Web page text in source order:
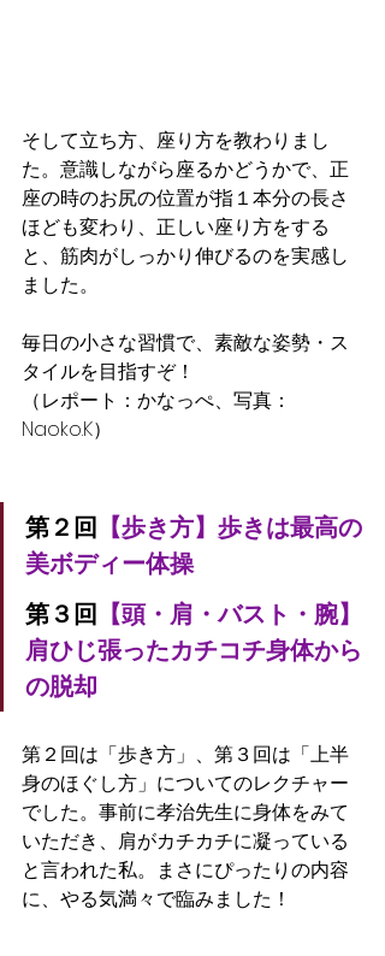
そして立ち方、座り方を教わりまし
た。意識しながら座るかどうかで、正
座の時のお尻の位置が指１本分の長さ
ほども変わり、正しい座り方をする
と、筋肉がしっかり伸びるのを実感し
ました。
毎日の小さな習慣で、素敵な姿勢・ス
タイルを目指すぞ！
（レポート：かなっぺ、写真：
Naoko.K）
第２回 【歩き方】歩きは最高の
美ボディー体操
第３回 【頭・肩・バスト・腕】
肩ひじ張ったカチコチ身体から
の脱却
第２回は「歩き方」、第３回は「上半
身のほぐし方」についてのレクチャー
でした。事前に孝治先生に身体をみて
いただき、肩がカチカチに凝っている
と言われた私。まさにぴったりの内容
に、やる気満々で臨みました！